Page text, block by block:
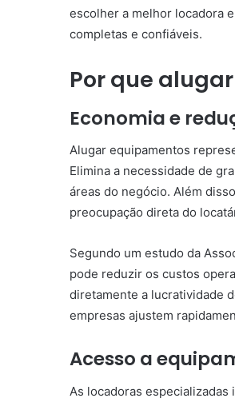
escolher a melhor locadora
completas e confiáveis.
Por que
Economia e
Alugar equipamentos
Elimina a necessidade de
áreas do negócio. Além
preocupação direta do
Segundo um estudo da
pode reduzir os custos
diretamente a lucratividade
empresas ajustem
Acesso a
As locadoras